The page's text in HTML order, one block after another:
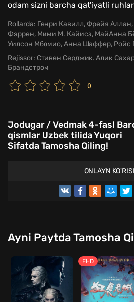
odam sizni barcha qat'iyatli
Rollarda: Генри Кавилл, Фрейя
Фэррен, Мими М. Кайиса, МайАнна
Уилсон Мбомио, Анна Шаффер, Ройс
Rejissor: Стивен Серджик, Алик
Брандстром
0
Jodugar / Vedmak 4-fasl
qismlar Uzbek tilida Yuqori
Sifatda Tamosha Qiling!
ONLAYN
Ayni Paytda Tamosha
FHD